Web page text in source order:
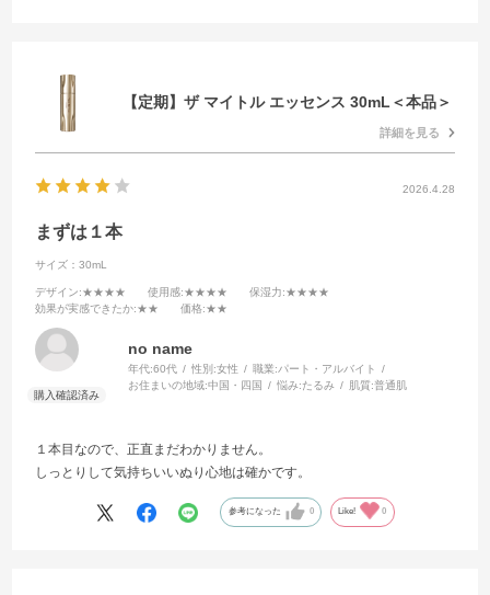
【定期】ザ マイトル エッセンス 30mL＜本品＞
詳細を見る
2026.4.28
まずは１本
サイズ：30mL
デザイン:★★★★ 使用感:★★★★ 保湿力:★★★★
効果が実感できたか:★★ 価格:★★
no name
年代:60代 性別:女性 職業:パート・アルバイト
お住まいの地域:中国・四国 悩み:たるみ 肌質:普通肌
１本目なので、正直まだわかりません。
しっとりして気持ちいいぬり心地は確かです。
参考になった 0 Like! 0